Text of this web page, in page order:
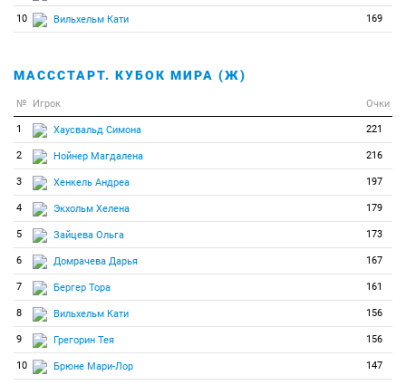
10 Вильхельм Кати 169
МАСССТАРТ. КУБОК МИРА (Ж)
№ Игрок Очки
1 Хаусвальд Симона 221
2 Нойнер Магдалена 216
3 Хенкель Андреа 197
4 Экхольм Хелена 179
5 Зайцева Ольга 173
6 Домрачева Дарья 167
7 Бергер Тора 161
8 Вильхельм Кати 156
9 Грегорин Тея 156
10 Брюне Мари-Лор 147